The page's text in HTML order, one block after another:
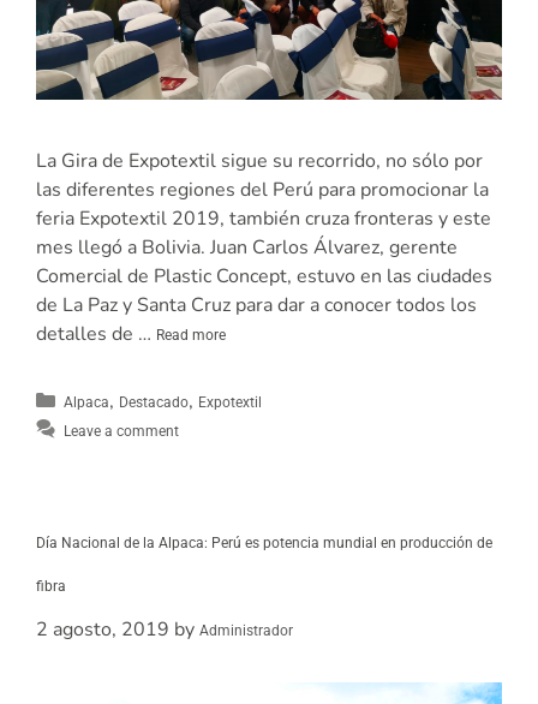
La Gira de Expotextil sigue su recorrido, no sólo por
las diferentes regiones del Perú para promocionar la
feria Expotextil 2019, también cruza fronteras y este
mes llegó a Bolivia. Juan Carlos Álvarez, gerente
Comercial de Plastic Concept, estuvo en las ciudades
de La Paz y Santa Cruz para dar a conocer todos los
detalles de … Read more
Alpaca, Destacado, Expotextil
Leave a comment
Día Nacional de la Alpaca: Perú es potencia mundial en producción de
fibra
2 agosto, 2019 by Administrador